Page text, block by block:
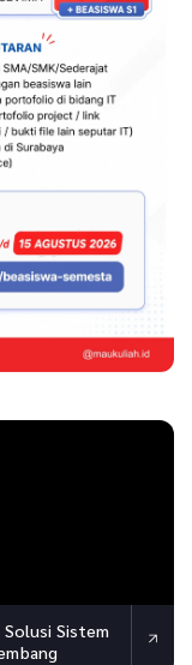
Solusi Sistem